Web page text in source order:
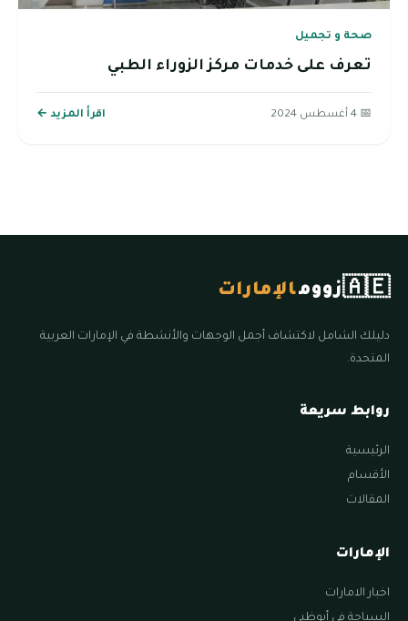
صحة و تجميل
تعرف على خدمات مركز الزوراء الطبي
📅 4 أغسطس 2024 اقرأ المزيد ←
🇦🇪زوومالإمارات
دليلك الشامل لاكتشاف أجمل الوجهات والأنشطة في الإمارات العربية
المتحدة.
روابط سريعة
الرئيسية
الأقسام
المقالات
الإمارات
اخبار الامارات
السياحة في أبوظبي